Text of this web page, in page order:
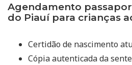
Agendamento
do Piauí para crianças
Certidão de nascimento
Cópia autenticada da